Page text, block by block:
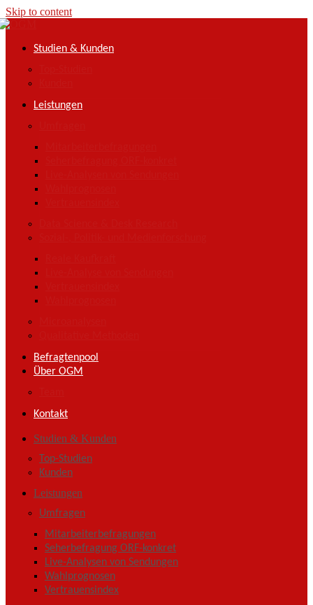
Skip to content
Studien & Kunden
Leistungen
Befragtenpool
Über OGM
Kontakt
Studien & Kunden
Top-Studien
Kunden
Leistungen
Umfragen
Mitarbeiterbefragungen
Seherbefragung ORF-konkret
Live-Analysen von Sendungen
Wahlprognosen
Vertrauensindex